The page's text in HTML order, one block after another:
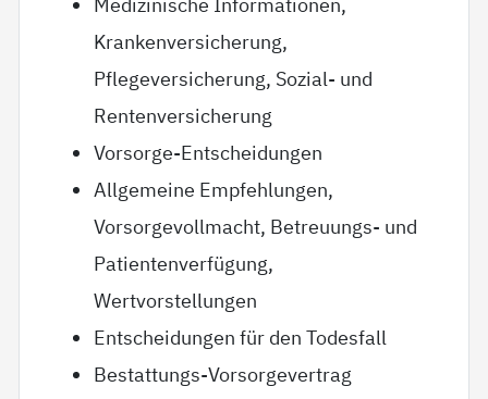
Krankenversicherung,
Pflegeversicherung, Sozial- und
Rentenversicherung
Vorsorge-Entscheidungen
Allgemeine Empfehlungen,
Vorsorgevollmacht, Betreuungs- und
Patientenverfügung,
Wertvorstellungen
Entscheidungen für den Todesfall
Bestattungs-Vorsorgevertrag